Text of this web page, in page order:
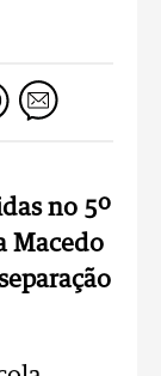
no 5º
Macedo